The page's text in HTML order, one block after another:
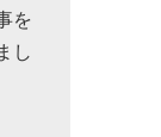
を
し